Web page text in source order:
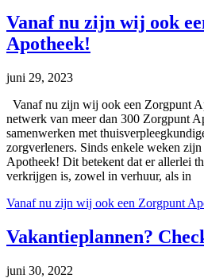
Vanaf nu zijn wij ook
Apotheek!
juni 29, 2023
Vanaf nu zijn wij ook een Zorgpunt
netwerk van meer dan 300 Zorgpunt
samenwerken met
zorgverleners. Sinds enkele weken
Apotheek! Dit betekent dat er allerlei
verkrijgen is, zowel in verhuur, als in
Vanaf nu zijn wij ook een Zorgpunt
Vakantieplannen?
juni 30, 2022